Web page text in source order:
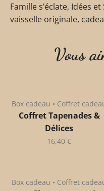
Famille s’éclate, Idées
vaisselle originale,
Vous
Box cadeau • Coffret
Coffret Tapenades &
Délices
16,40 €
Box cadeau • Coffret